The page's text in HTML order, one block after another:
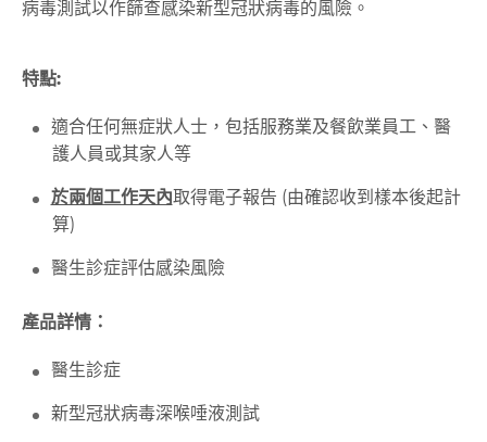
病毒測試以作篩查感染新型冠狀病毒的風險。
特點:
適合任何無症狀人士，包括服務業及餐飲業員工、醫
護人員或其家人等
於兩個工作天內取得電子報告 (由確認收到樣本後起計
算)
醫生診症評估感染風險
產品詳情：
醫生診症
新型冠狀病毒深喉唾液測試